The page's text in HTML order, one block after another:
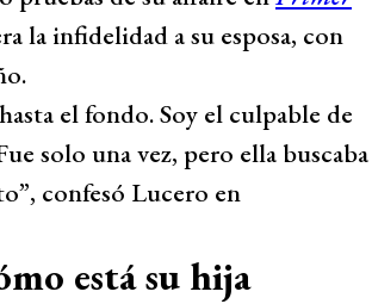
la infidelidad a su esposa, con
el fondo. Soy el culpable de
solo una vez, pero ella buscaba
confesó Lucero en
está su hija